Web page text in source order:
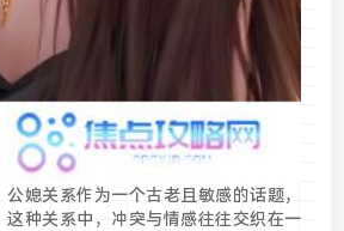
媳关系作为一个古老且敏感的话题，
这种关系中，冲突与情感往往交织在一